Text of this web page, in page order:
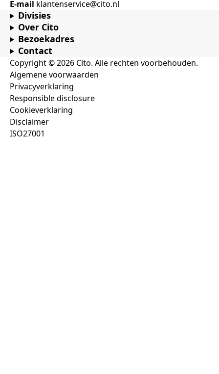
E-mail klantenservice@cito.nl
Divisies
Over Cito
Bezoekadres
Contact
Copyright © 2026 Cito. Alle rechten voorbehouden.
Algemene voorwaarden
Privacyverklaring
Responsible disclosure
Cookieverklaring
Disclaimer
ISO27001